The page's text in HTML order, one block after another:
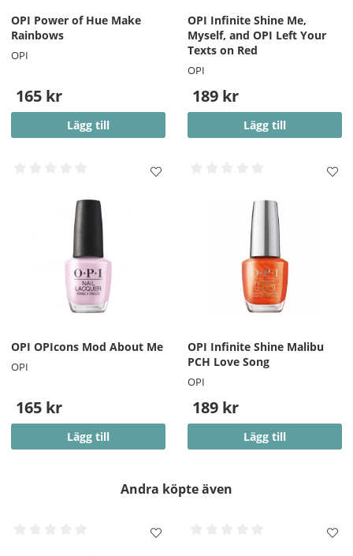
OPI Power of Hue Make
Rainbows
OPI
165 kr
Lägg till
OPI Infinite Shine Me,
Myself, and OPI Left Your
Texts on Red
OPI
189 kr
Lägg till
OPI OPIcons Mod About Me
OPI
165 kr
Lägg till
OPI Infinite Shine Malibu
PCH Love Song
OPI
189 kr
Lägg till
Andra köpte även